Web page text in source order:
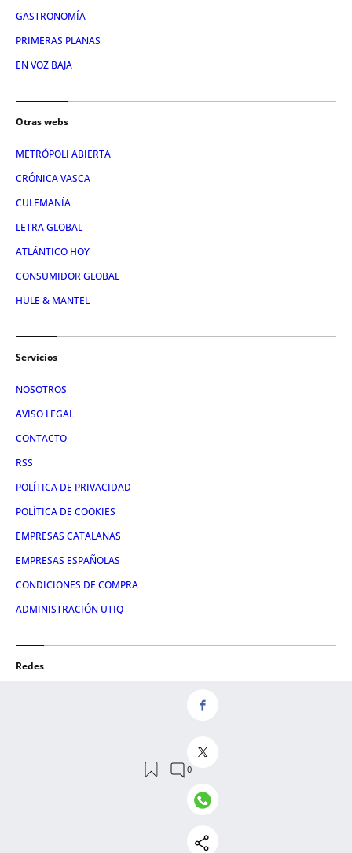
GASTRONOMÍA
PRIMERAS PLANAS
EN VOZ BAJA
Otras webs
METRÓPOLI ABIERTA
CRÓNICA VASCA
CULEMANÍA
LETRA GLOBAL
ATLÁNTICO HOY
CONSUMIDOR GLOBAL
HULE & MANTEL
Servicios
NOSOTROS
AVISO LEGAL
CONTACTO
RSS
POLÍTICA DE PRIVACIDAD
POLÍTICA DE COOKIES
EMPRESAS CATALANAS
EMPRESAS ESPAÑOLAS
CONDICIONES DE COMPRA
ADMINISTRACIÓN UTIQ
Redes